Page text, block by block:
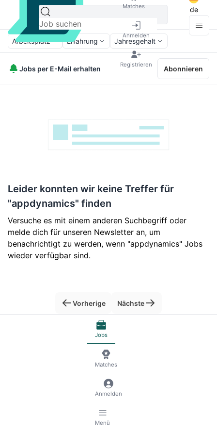
Matches
Anmelden
Registrieren
de
Arbeitsplatz Erfahrung Jahresgehalt
Jobs per E-Mail erhalten Abonnieren
Leider konnten wir keine Treffer für
"appdynamics" finden
Versuche es mit einem anderen Suchbegriff oder
melde dich für unseren Newsletter an, um
benachrichtigt zu werden, wenn "appdynamics" Jobs
wieder verfügbar sind.
Vorherige Nächste
AGB Datenschutz und Impressum
Jobs
Matches
Anmelden
Menü